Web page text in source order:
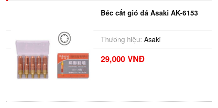
Béc cắt gió đá Asaki AK-6153
Thương hiệu: Asaki
29,000 VNĐ